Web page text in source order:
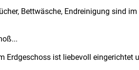
Bettwäsche, Endreinigung sind
Erdgeschoss ist liebevoll